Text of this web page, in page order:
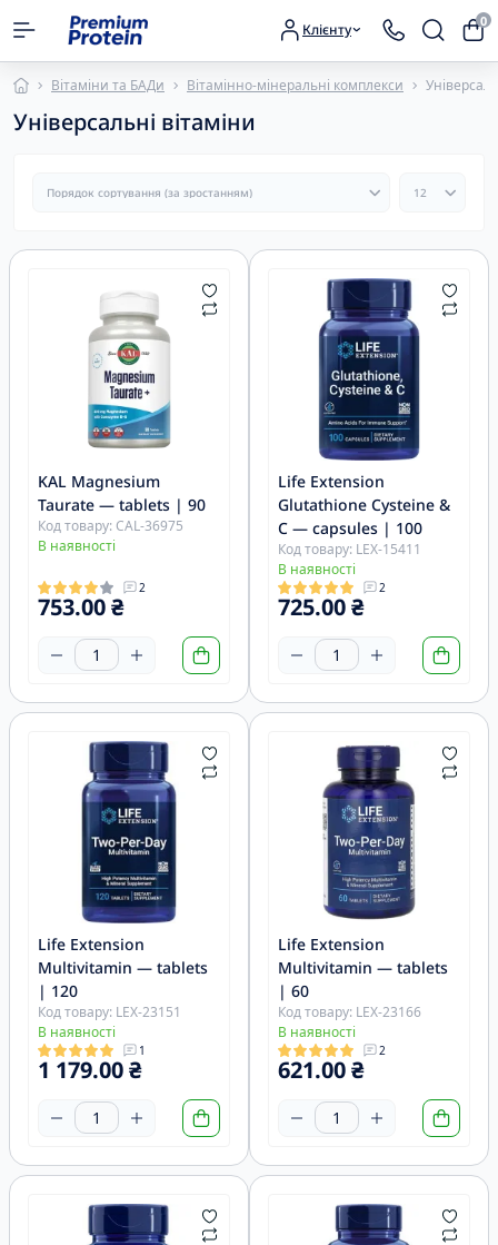
Клієнту 0
Вітаміни та БАДи Вітамінно-мінеральні комплекси
Універсальні вітаміни
KAL Magnesium
Taurate — tablets | 90
Код товару: CAL-36975
В наявності
2
753.00 ₴
Life Extension
Glutathione Cysteine &
C — capsules | 100
Код товару: LEX-15411
В наявності
2
725.00 ₴
Life Extension
Multivitamin — tablets
| 120
Код товару: LEX-23151
В наявності
1
1 179.00 ₴
Life Extension
Multivitamin — tablets
| 60
Код товару: LEX-23166
В наявності
2
621.00 ₴